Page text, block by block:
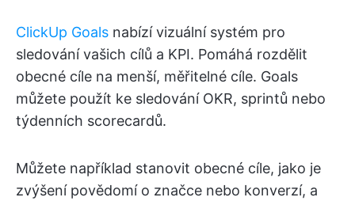
ClickUp Goals nabízí vizuální systém pro
sledování vašich cílů a KPI. Pomáhá rozdělit
obecné cíle na menší, měřitelné cíle. Goals
můžete použít ke sledování OKR, sprintů nebo
týdenních scorecardů.
Můžete například stanovit obecné cíle, jako je
zvýšení povědomí o značce nebo konverzí, a